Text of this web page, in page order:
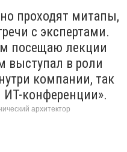
проходят митапы,
с экспертами.
посещаю лекции
выступал в роли
компании, так
ИТ-конференции».
архитектор